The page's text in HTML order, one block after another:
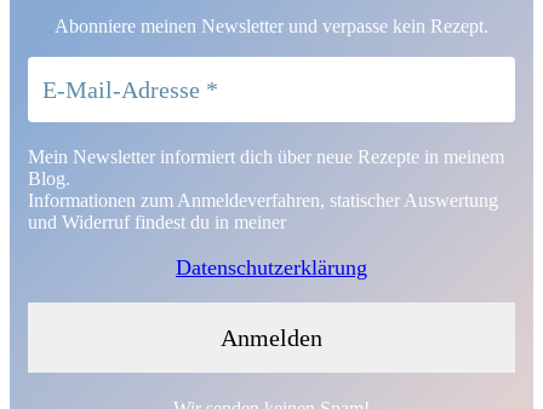
Abonniere meinen Newsletter und verpasse kein Rezept.
Mein Newsletter informiert dich über neue Rezepte in meinem
Blog.
Informationen zum Anmeldeverfahren, statischer Auswertung
und Widerruf findest du in meiner
Datenschutzerklärung